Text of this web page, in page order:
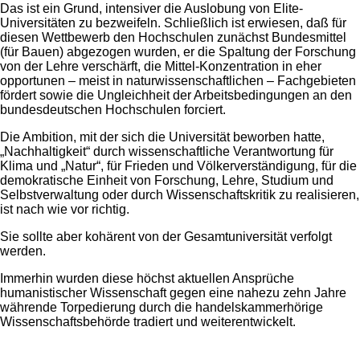
Das ist ein Grund, intensiver die Auslobung von Elite-
Universitäten zu bezweifeln. Schließlich ist erwiesen, daß für
diesen Wettbewerb den Hochschulen zunächst Bundesmittel
(für Bauen) abgezogen wurden, er die Spaltung der Forschung
von der Lehre verschärft, die Mittel-Konzentration in eher
opportunen – meist in naturwissenschaftlichen – Fachgebieten
fördert sowie die Ungleichheit der Arbeitsbedingungen an den
bundesdeutschen Hochschulen forciert.
Die Ambition, mit der sich die Universität beworben hatte,
„Nachhaltigkeit“ durch wissenschaftliche Verantwortung für
Klima und „Natur“, für Frieden und Völkerverständigung, für die
demokratische Einheit von Forschung, Lehre, Studium und
Selbstverwaltung oder durch Wissenschaftskritik zu realisieren,
ist nach wie vor richtig.
Sie sollte aber kohärent von der Gesamtuniversität verfolgt
werden.
Immerhin wurden diese höchst aktuellen Ansprüche
humanistischer Wissenschaft gegen eine nahezu zehn Jahre
währende Torpedierung durch die handelskammerhörige
Wissenschaftsbehörde tradiert und weiterentwickelt.